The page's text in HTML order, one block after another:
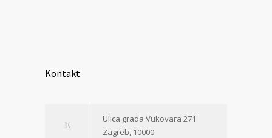
Kontakt
Ulica grada Vukovara 271
Zagreb, 10000